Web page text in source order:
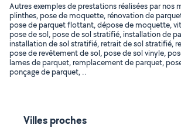
Autres exemples de prestations réalisées par nos
plinthes, pose de moquette, rénovation de
pose de parquet flottant, dépose de moquette,
pose de sol, pose de sol stratifié, installation de
installation de sol stratifié, retrait de sol stratifié,
pose de revêtement de sol, pose de sol vinyle,
lames de parquet, remplacement de parquet,
ponçage de parquet, ..
Villes proches